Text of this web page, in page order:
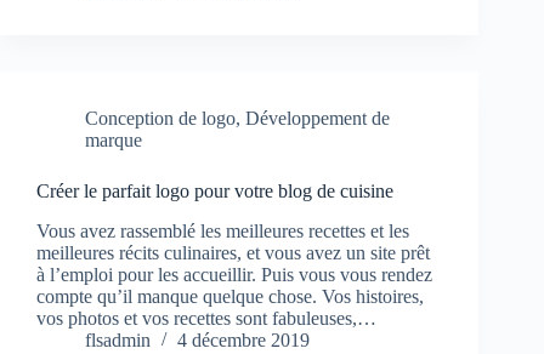
Conception de logo, Développement de
marque
Créer le parfait logo pour votre blog de cuisine
Vous avez rassemblé les meilleures recettes et les
meilleures récits culinaires, et vous avez un site prêt
à l’emploi pour les accueillir. Puis vous vous rendez
compte qu’il manque quelque chose. Vos histoires,
vos photos et vos recettes sont fabuleuses,…
flsadmin
4 décembre 2019